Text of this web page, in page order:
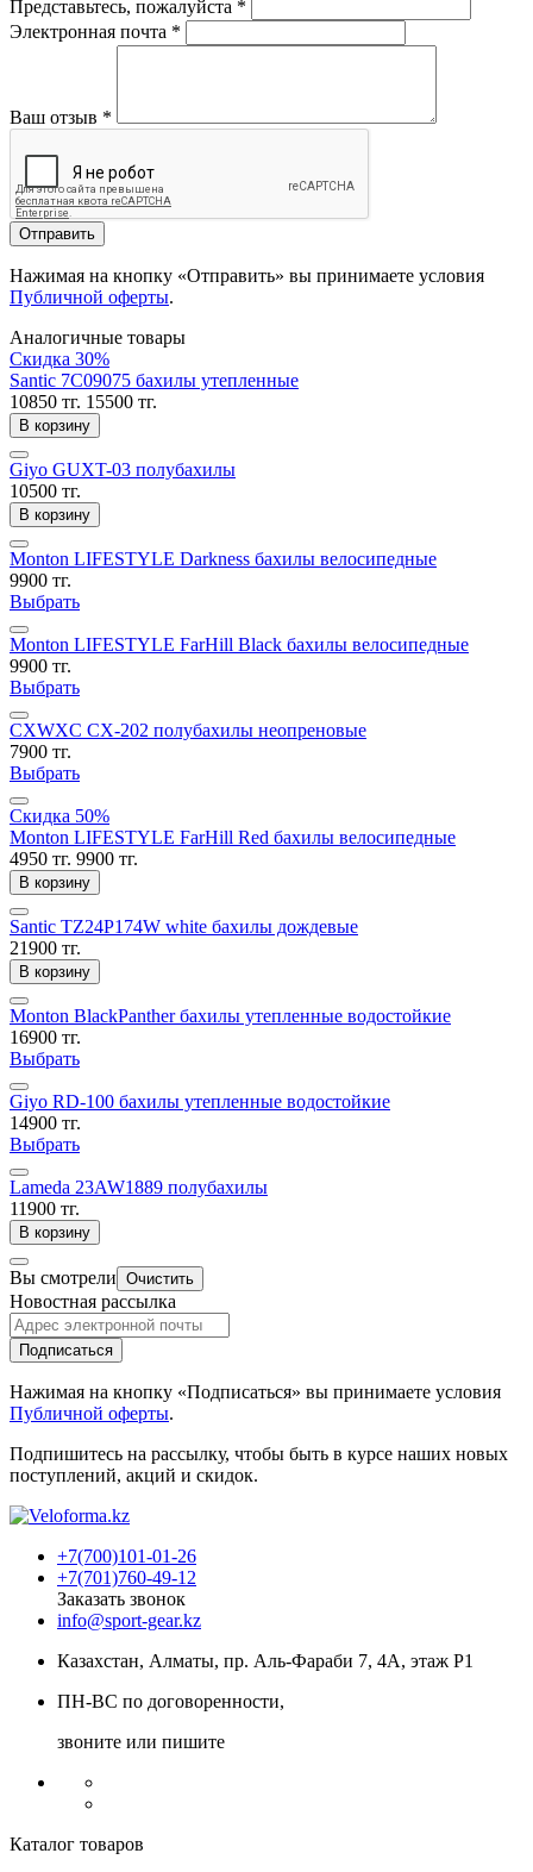
Представьтесь, пожалуйста *
Электронная почта *
Ваш отзыв *
Отправить
Нажимая на кнопку «Отправить» вы принимаете условия
Публичной оферты.
Аналогичные товары
Скидка 30%
Santic 7C09075 бахилы утепленные
10850 тг. 15500 тг.
В корзину
Giyo GUXT-03 полубахилы
10500 тг.
В корзину
Monton LIFESTYLE Darkness бахилы велосипедные
9900 тг.
Выбрать
Monton LIFESTYLE FarHill Black бахилы велосипедные
9900 тг.
Выбрать
CXWXC CX-202 полубахилы неопреновые
7900 тг.
Выбрать
Скидка 50%
Monton LIFESTYLE FarHill Red бахилы велосипедные
4950 тг. 9900 тг.
В корзину
Santic TZ24P174W white бахилы дождевые
21900 тг.
В корзину
Monton BlackPanther бахилы утепленные водостойкие
16900 тг.
Выбрать
Giyo RD-100 бахилы утепленные водостойкие
14900 тг.
Выбрать
Lameda 23AW1889 полубахилы
11900 тг.
В корзину
Вы смотрели Очистить
Новостная рассылка
Подписаться
Нажимая на кнопку «Подписаться» вы принимаете условия
Публичной оферты.
Подпишитесь на рассылку, чтобы быть в курсе наших новых
поступлений, акций и скидок.
+7(700)101-01-26
+7(701)760-49-12
Заказать звонок
info@sport-gear.kz
Казахстан, Алматы, пр. Аль-Фараби 7, 4А, этаж Р1
ПН-ВС по договоренности,
звоните или пишите
Каталог товаров